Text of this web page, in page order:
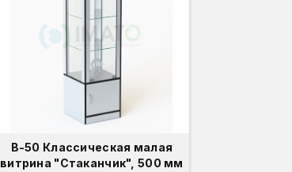
В-50 Классическая малая
витрина "Стаканчик", 500 мм